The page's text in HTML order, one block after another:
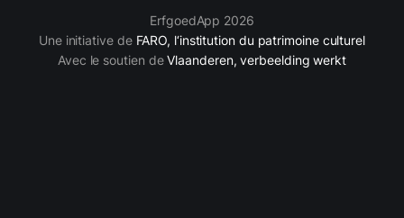
ErfgoedApp 2026
Une initiative de FARO, l‘institution du patrimoine culturel
Avec le soutien deVlaanderen, verbeelding werkt